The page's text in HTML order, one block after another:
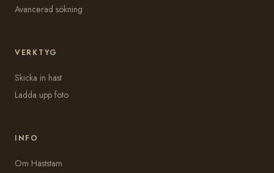
Avancerad sökning
VERKTYG
Skicka in häst
Ladda upp foto
INFO
Om Häststam